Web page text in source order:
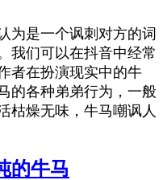
为是一个讽刺对方的词
我们可以在抖音中经常
者在扮演现实中的牛
的各种弟弟行为，一般
枯燥无味，牛马嘲讽人
的牛马